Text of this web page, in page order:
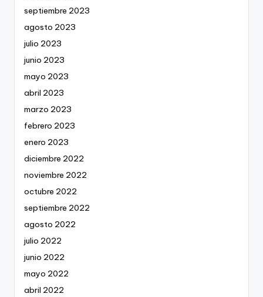
septiembre 2023
agosto 2023
julio 2023
junio 2023
mayo 2023
abril 2023
marzo 2023
febrero 2023
enero 2023
diciembre 2022
noviembre 2022
octubre 2022
septiembre 2022
agosto 2022
julio 2022
junio 2022
mayo 2022
abril 2022